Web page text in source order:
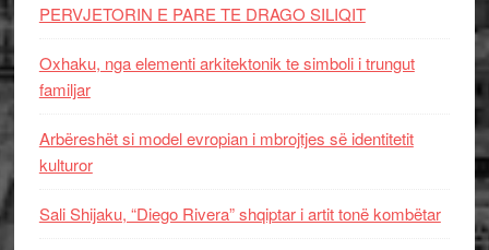
PERVJETORIN E PARE TE DRAGO SILIQIT
Oxhaku, nga elementi arkitektonik te simboli i trungut
familjar
Arbëreshët si model evropian i mbrojtjes së identitetit
kulturor
Sali Shijaku, “Diego Rivera” shqiptar i artit tonë kombëtar